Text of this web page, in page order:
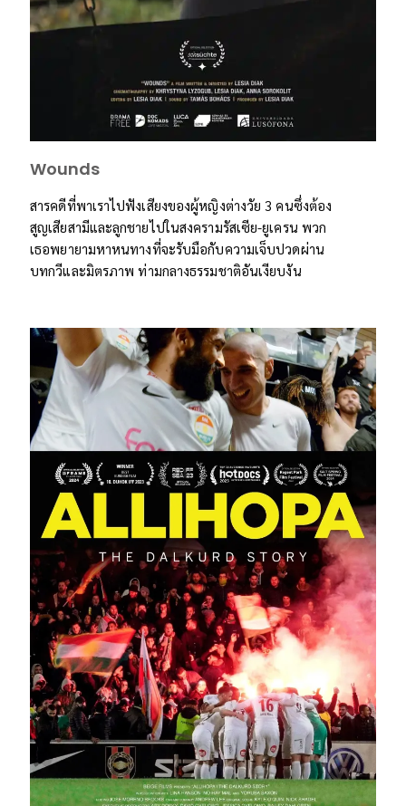
Wounds
สารคดีที่พาเราไปฟังเสียงของผู้หญิงต่างวัย 3 คนซึ่งต้อง
สูญเสียสามีและลูกชายไปในสงครามรัสเซีย-ยูเครน พวก
เธอพยายามหาหนทางที่จะรับมือกับความเจ็บปวดผ่าน
บทกวีและมิตรภาพ ท่ามกลางธรรมชาติอันเงียบงัน